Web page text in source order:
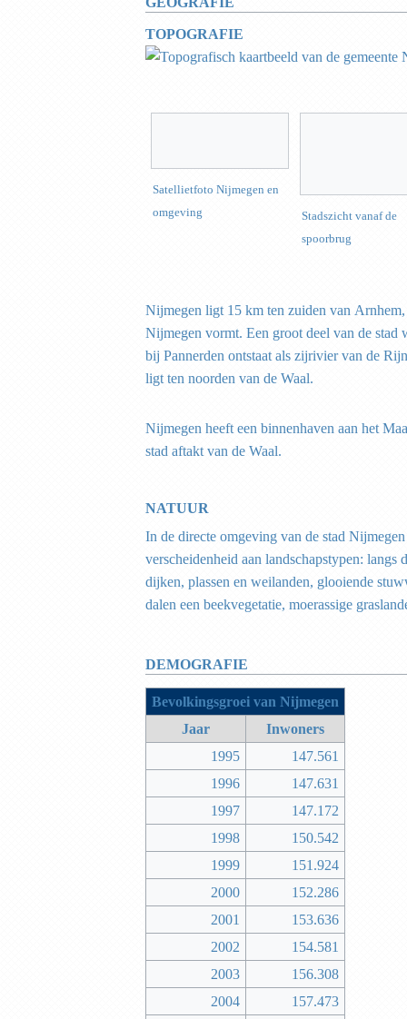
TOPOGRAFIE
Satellietfoto Nijmegen en
omgeving
Stadszicht vanaf de
spoorbrug
Nijmegen ligt 15 km ten zuiden van
Nijmegen vormt. Een groot deel van de stad
bij Pannerden ontstaat als zijrivier van de
ligt ten noorden van de Waal.
Nijmegen heeft een binnenhaven aan het
stad aftakt van de Waal.
NATUUR
In de directe omgeving van de stad
verscheidenheid aan landschapstypen: langs
dijken, plassen en weilanden, glooiende
dalen een beekvegetatie, moerassige
DEMOGRAFIE
Bevolkingsgroei van Nijmegen
Jaar
Inwoners
1995
147.561
1996
147.631
1997
147.172
1998
150.542
1999
151.924
2000
152.286
2001
153.636
2002
154.581
2003
156.308
2004
157.473